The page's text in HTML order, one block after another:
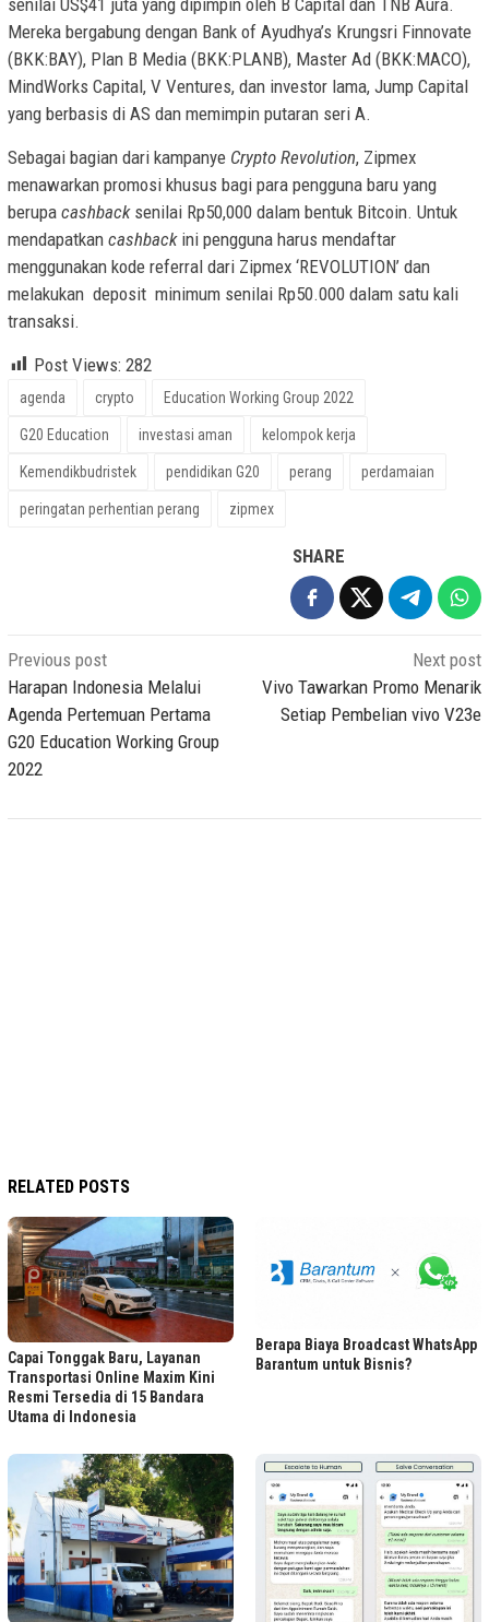
Mereka bergabung dengan Bank of Ayudhya’s Krungsri Finnovate
(BKK:BAY), Plan B Media (BKK:PLANB), Master Ad (BKK:MACO),
MindWorks Capital, V Ventures, dan investor lama, Jump Capital
yang berbasis di AS dan memimpin putaran seri A.
Sebagai bagian dari kampanye Crypto Revolution, Zipmex
menawarkan promosi khusus bagi para pengguna baru yang
berupa cashback senilai Rp50,000 dalam bentuk Bitcoin. Untuk
mendapatkan cashback ini pengguna harus mendaftar
menggunakan kode referral dari Zipmex ‘REVOLUTION’ dan
melakukan deposit minimum senilai Rp50.000 dalam satu kali
transaksi.
Post Views: 282
agenda crypto Education Working Group 2022
G20 Education investasi aman kelompok kerja
Kemendikbudristek pendidikan G20 perang perdamaian
peringatan perhentian perang zipmex
SHARE
Post
navigation
Previous post
Harapan Indonesia Melalui
Agenda Pertemuan Pertama
G20 Education Working Group
2022
Next post
Vivo Tawarkan Promo Menarik
Setiap Pembelian vivo V23e
RELATED POSTS
Capai Tonggak Baru, Layanan
Transportasi Online Maxim Kini
Resmi Tersedia di 15 Bandara
Utama di Indonesia
Berapa Biaya Broadcast WhatsApp
Barantum untuk Bisnis?